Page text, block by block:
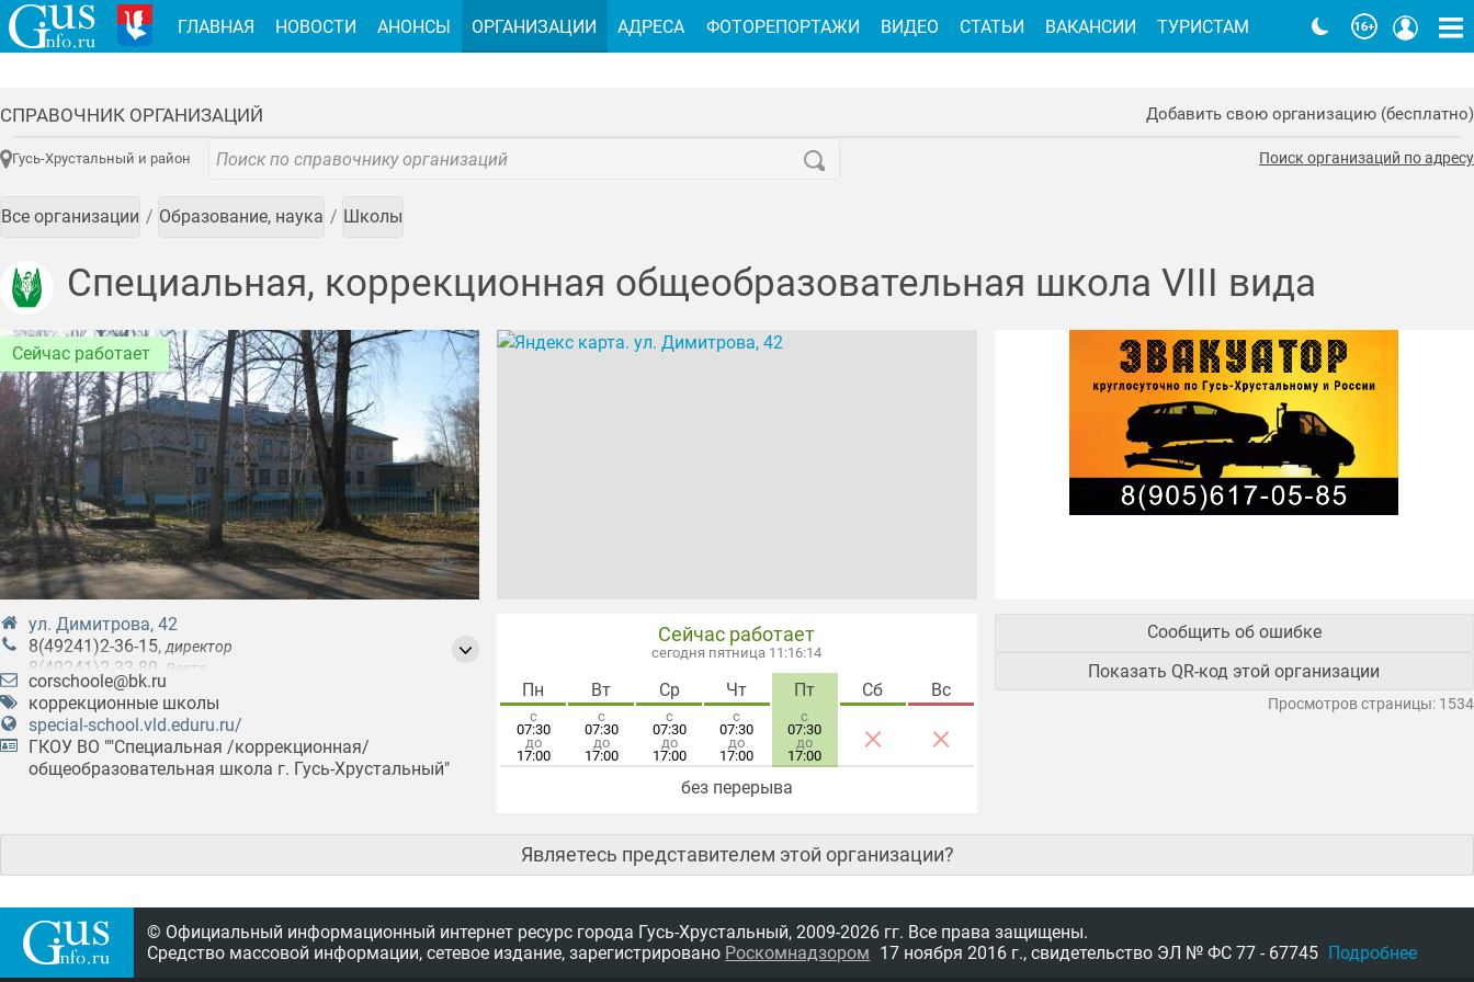
СПРАВОЧНИК ОРГАНИЗАЦИЙ Добавить свою организацию (бесплатно)
Гусь-Хрустальный и район Поиск организаций по адресу
Все организации Образование, наука Школы
Специальная, коррекционная общеобразовательная школа VIII вида
Сейчас работает
ул. Димитрова, 42
8(49241)2-36-15, директор
8(49241)2-33-80 Вахта
8(49241)2-36-15
corschoole@bk.ru
коррекционные школы
special-school.vld.eduru.ru/
ГКОУ ВО ""Специальная /коррекционная/
общеобразовательная школа г. Гусь-Хрустальный"
Сейчас работает
сегодня пятница 11:16:14
Пн
с
07:30
до
17:00
Вт
с
07:30
до
17:00
Ср
с
07:30
до
17:00
Чт
с
07:30
до
17:00
Пт
с
07:30
до
17:00
Сб
×
Вс
×
без перерыва
Сообщить об ошибке
Показать QR-код этой организации
Просмотров страницы: 1534
Являетесь представителем этой организации?
ГЛАВНАЯ НОВОСТИ АНОНСЫ ОРГАНИЗАЦИИ АДРЕСА ФОТОРЕПОРТАЖИ ВИДЕО СТАТЬИ ВАКАНСИИ ТУРИСТАМ
© Официальный информационный интернет ресурс города Гусь-Хрустальный, 2009-2026 гг. Все права защищены.
Средство массовой информации, сетевое издание, зарегистрировано Роскомнадзором 17 ноября 2016 г., свидетельство ЭЛ № ФС 77 - 67745 Подробнее